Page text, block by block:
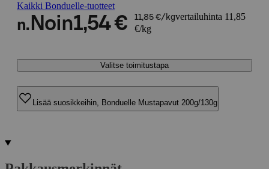
Kaikki Bonduelle-tuotteet
n. Noin1,54 € 11,85 €/kgvertailuhinta 11,85
€/kg
Valitse toimitustapa
Lisää suosikkeihin, Bonduelle Mustapavut 200g/130g